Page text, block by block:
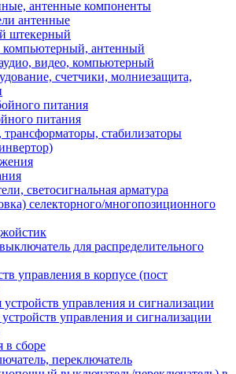
антенные компоненты
антенные
штекерный
компьютерный, антенный
видео, компьютерный
счетчики, молниезащита,
питания
питания
стабилизаторы
светосигнальная арматура
селекторного/многопозиционного
для распределительного
управления в корпусе (пост
управления и сигнализации
управления и сигнализации
в сборе
переключатель